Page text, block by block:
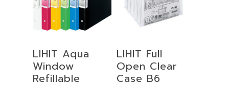
Select
Options
LIHIT Aqua
Window
Refillable
Select
Options
LIHIT Full
Open Clear
Case B6